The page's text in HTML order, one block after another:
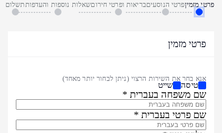
פרטי מזמיןפרטי הנוסעיםבריאות ופרטי חירוםשאלות נוספות והעדפותתשלום
מלאו
פרטי מזמין
אנא בחר את השירות הרצוי (ניתן לבחור יותר מאחד)
טיסה שייט
שם משפחה בעברית *
שם פרטי בעברית *